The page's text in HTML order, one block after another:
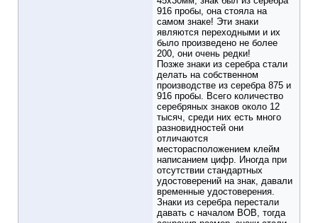
916 пробы, она стояла на
самом знаке! Эти знаки
являются переходными и их
было произведено не более
200, они очень редки!
Позже знаки из серебра стали
делать на собственном
производстве из серебра 875 и
916 пробы. Всего количество
серебряных знаков около 12
тысяч, среди них есть много
разновидностей они
отличаются
месторасположением клейм
написанием цифр. Иногда при
отсутствии стандартных
удостоверений на знак, давали
временные удостоверения.
Знаки из серебра перестали
давать с началом ВОВ, тогда